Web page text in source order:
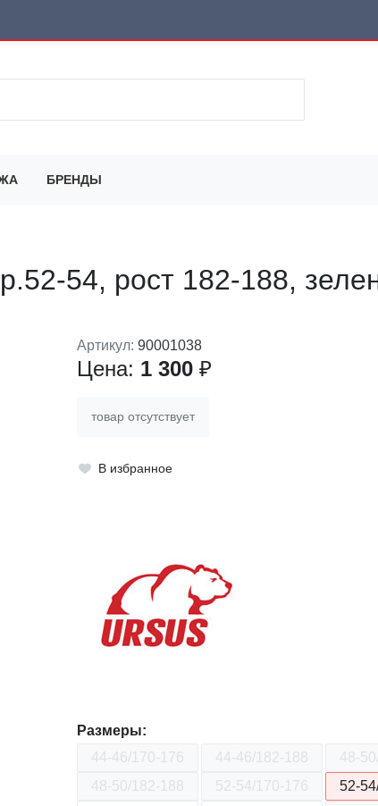
БРЕНДЫ
54, рост 182-188,
Артикул: 90001038
Цена: 1 300 ₽
товар отсутствует
В избранное
Размеры:
44-46/170-176
44-46/182-188
48-
48-50/182-188
52-54/170-176
52-